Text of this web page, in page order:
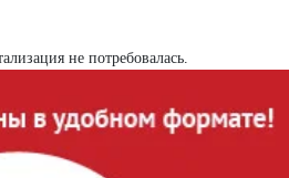
не потребовалась.